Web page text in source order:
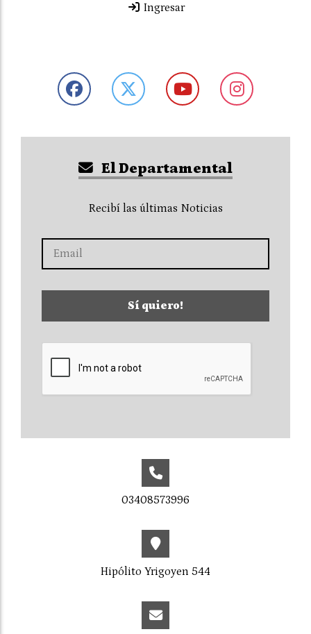
Ingresar
El Departamental
Recibí las últimas Noticias
Sí quiero!
03408573996
Hipólito Yrigoyen 544